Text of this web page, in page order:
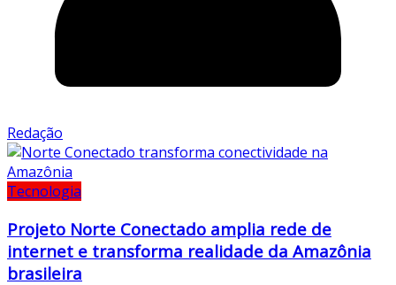
Redação
Tecnologia
Projeto Norte Conectado amplia rede de
internet e transforma realidade da Amazônia
brasileira